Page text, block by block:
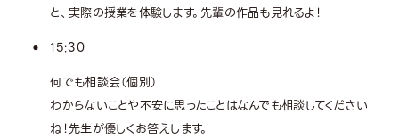
と、実際の授業を体験します。先輩の作品も見れるよ！
15:30
何でも相談会（個別）
わからないことや不安に思ったことはなんでも相談してください
ね！先生が優しくお答えします。